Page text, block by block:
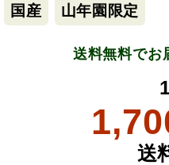
国産 山年園限定
送料無料でお
送